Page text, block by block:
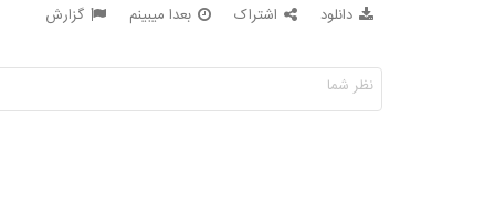
دانلود اشتراک بعدا میبینم گزارش